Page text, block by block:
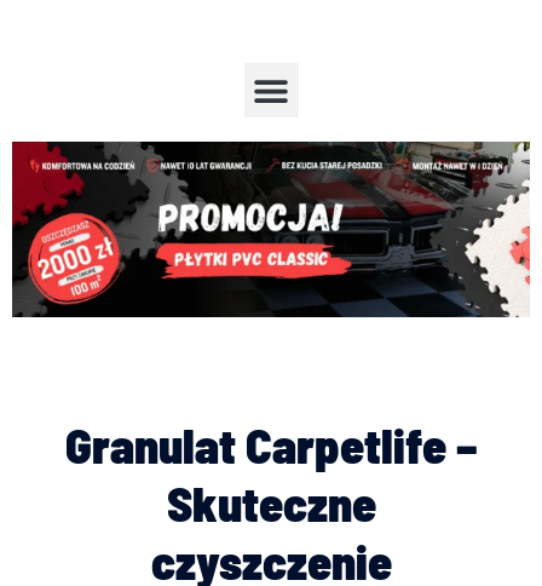
Menu
Granulat Carpetlife –
Skuteczne
czyszczenie